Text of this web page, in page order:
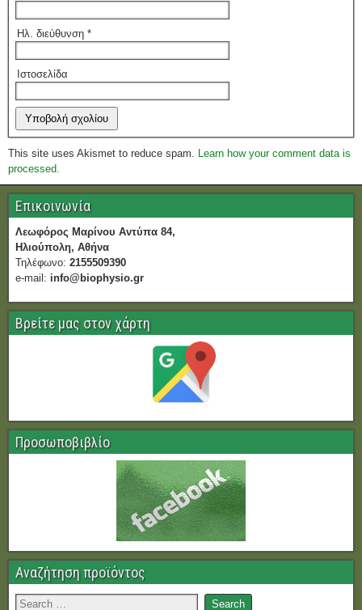
Ηλ. διεύθυνση *
Ιστοσελίδα
This site uses Akismet to reduce spam. Learn how your comment data is
processed.
Επικοινωνία
Λεωφόρος Μαρίνου Αντύπα 84,
Ηλιούπολη, Αθήνα
Τηλέφωνο: 2155509390
e-mail: info@biophysio.gr
Βρείτε μας στον χάρτη
Προσωποβιβλίο
Αναζήτηση προϊόντος